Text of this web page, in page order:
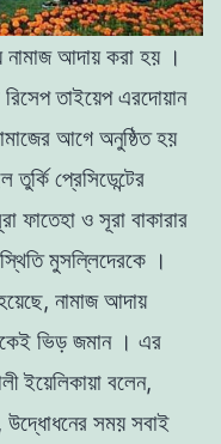
আদায় করা হয় ।
রিসেপ তাইয়েপ এরদোয়ান
আগে অনুষ্ঠিত হয়
প্রেসিডেন্টের
ও সূরা বাকারার
মুসল্লিদেরকে ।
নামাজ আদায়
ভিড় জমান । এর
ইয়েলিকায়া বলেন,
উদ্ধোধনের সময় সবাই